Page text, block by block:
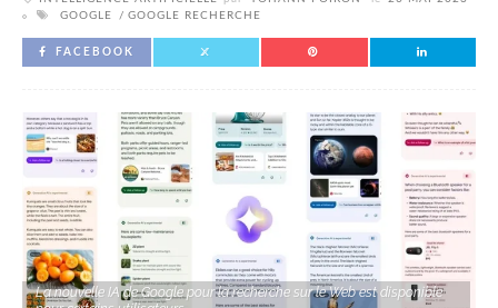
GOOGLE
GOOGLE RECHERCHE
FACEBOOK
La nouvelle IA de Google pour la recherche sur le Web est disponible